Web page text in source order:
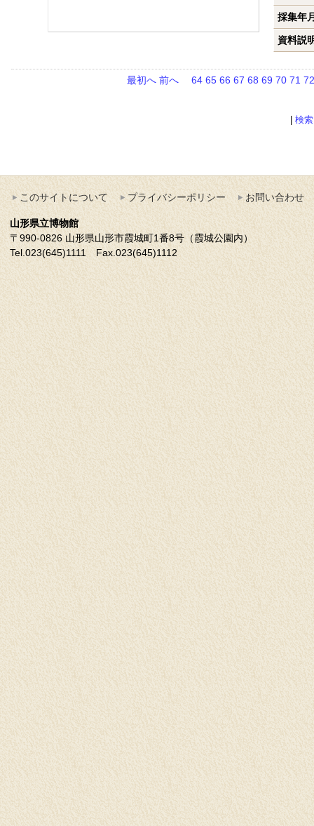
採集年
資料説
最初へ 前へ 64 65 66 67 68 69 70 71 72
|検
このサイトについて プライバシーポリシー お問い合わせ
山形県立博物館
〒990-0826 山形県山形市霞城町1番8号（霞城公園内）
Tel.023(645)1111 Fax.023(645)1112